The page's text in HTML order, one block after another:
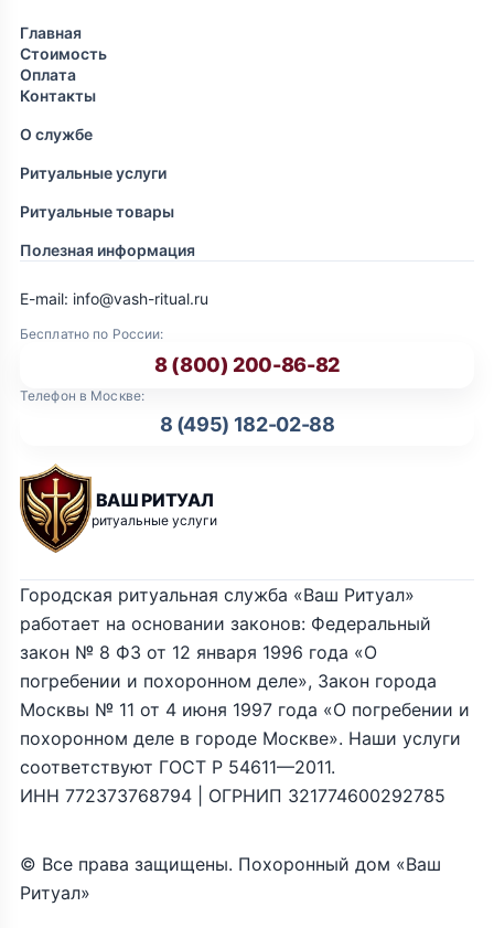
Главная
Стоимость
Оплата
Контакты
О службе
Ритуальные услуги
Ритуальные товары
Полезная информация
ВАШ РИТУАЛ
ритуальные услуги
Бесплатно по России:
8 (800) 200-86-82
Телефон в Москве:
8 (495) 182-02-88
E-mail: info@vash-ritual.ru
© Все права защищены. Похоронный дом «Ваш
Ритуал»
Городская ритуальная служба «Ваш Ритуал»
работает на основании законов: Федеральный
закон № 8 ФЗ от 12 января 1996 года «О
погребении и похоронном деле», Закон города
Москвы № 11 от 4 июня 1997 года «О погребении и
похоронном деле в городе Москве». Наши услуги
соответствуют ГОСТ Р 54611—2011.
ИНН 772373768794 | ОГРНИП 321774600292785